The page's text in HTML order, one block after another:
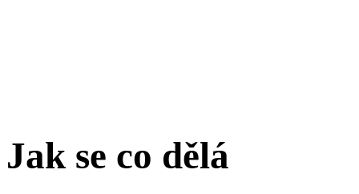
Jak se co dělá